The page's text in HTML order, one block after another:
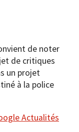
de noter
de critiques
un projet
à la police
Actualités